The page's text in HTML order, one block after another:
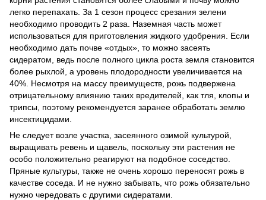
легко перепахать. За 1 сезон процесс срезания зелени
необходимо проводить 2 раза. Наземная часть может
использоваться для приготовления жидкого удобрения. Если
необходимо дать почве «отдых», то можно засеять
сидератом, ведь после полного цикла роста земля становится
более рыхлой, а уровень плодородности увеличивается на
40%. Несмотря на массу преимуществ, рожь подвержена
отрицательному влиянию таких вредителей, как тля, клопы и
трипсы, поэтому рекомендуется заранее обработать землю
инсектицидами.
Не следует возле участка, засеянного озимой культурой,
выращивать ревень и щавель, поскольку эти растения не
особо положительно реагируют на подобное соседство.
Пряные культуры, также не очень хорошо переносят рожь в
качестве соседа. И не нужно забывать, что рожь обязательно
нужно чередовать с другими сидератами.